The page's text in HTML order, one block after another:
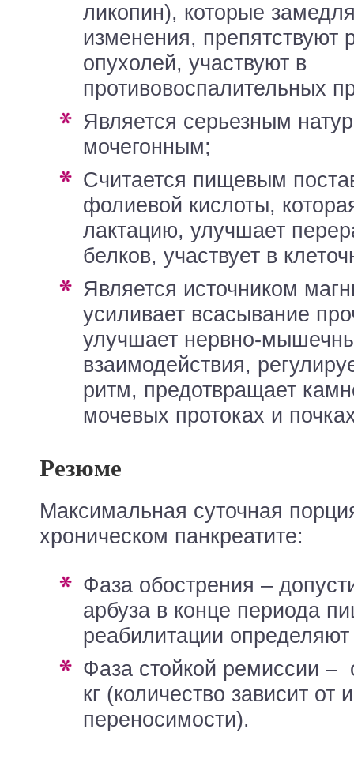
ликопин), которые
изменения, препятствуют
опухолей, участвуют в
противовоспалительных
является серьезным натуральным
мочегонным;
считается пищевым поставщиком
фолиевой кислоты,
лактацию, улучшает
белков, участвует в
является источником магния, который
усиливает всасывание
улучшает нервно-
взаимодействия,
ритм, предотвращает
мочевых протоках и
Резюме
Максимальная суточная
хроническом панкреатите:
фаза обострения – допустимое количество
арбуза в конце периода
реабилитации
фаза стойкой ремиссии – от 150 г до 1,5
кг (количество зависит от
переносимости).